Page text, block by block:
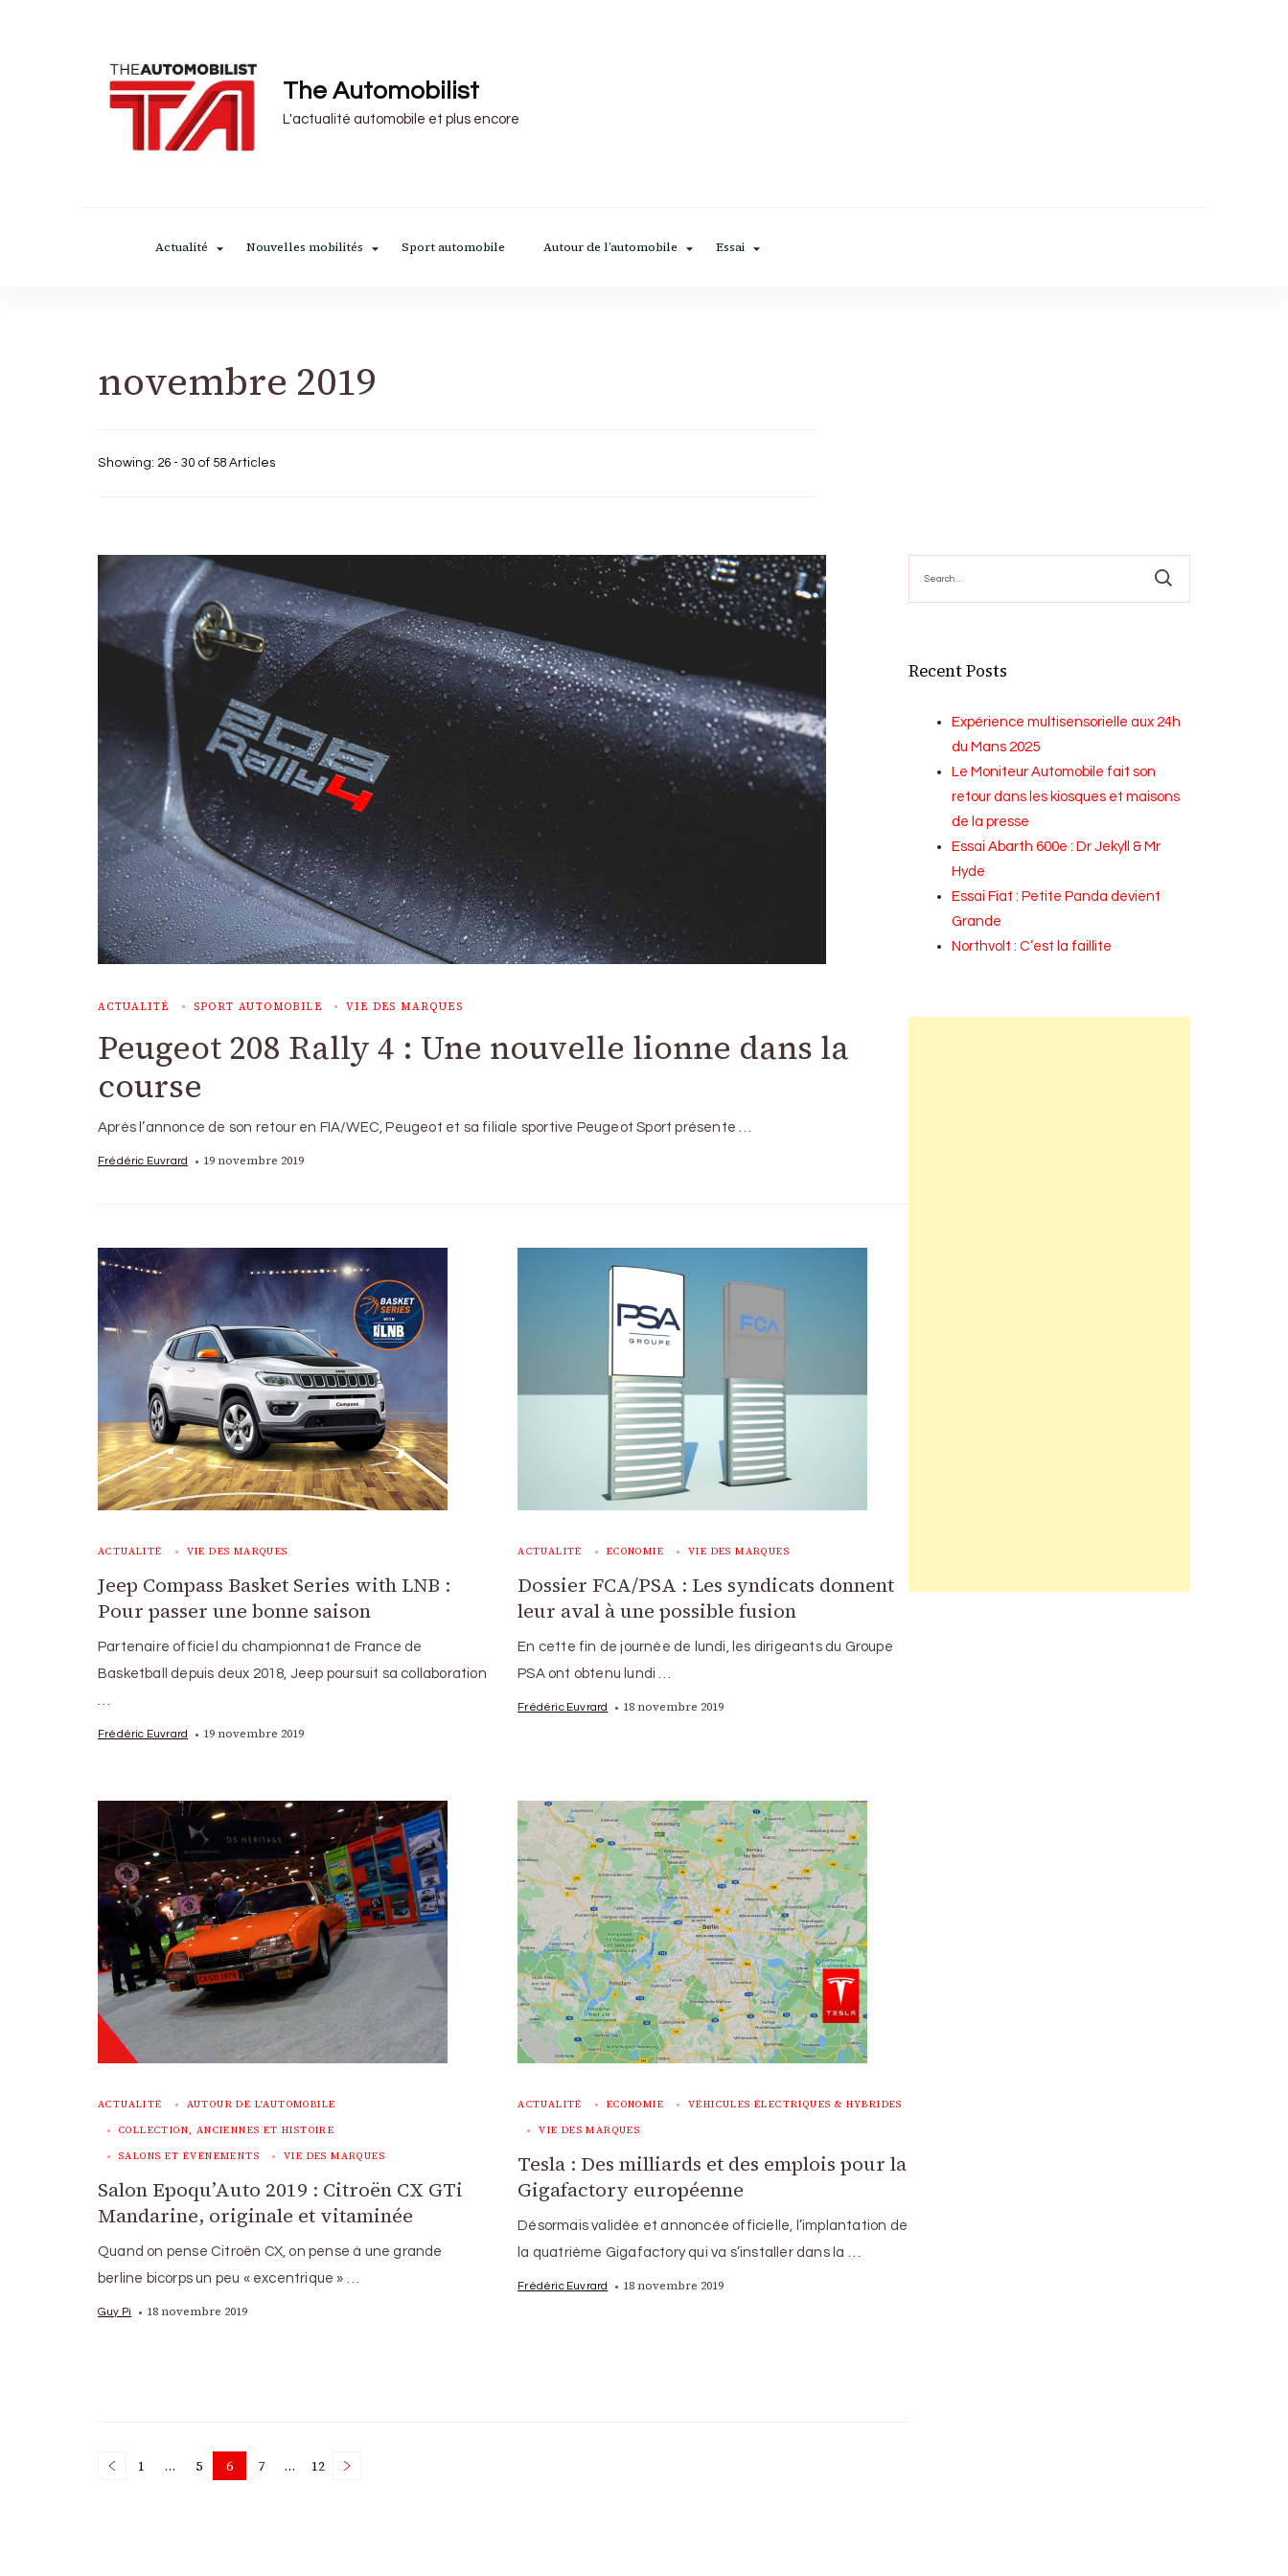
The Automobilist
L'actualité automobile et plus encore
Actualité Nouvelles mobilités Sport automobile Autour de l’automobile Essai
novembre 2019
Showing: 26 - 30 of 58 Articles
ACTUALITÉ SPORT AUTOMOBILE VIE DES MARQUES
Peugeot 208 Rally 4 : Une nouvelle lionne dans la
course
Après l’annonce de son retour en FIA/WEC, Peugeot et sa filiale sportive Peugeot Sport présente …
Frédéric Euvrard 19 novembre 2019
ACTUALITÉ VIE DES MARQUES
Jeep Compass Basket Series with LNB :
Pour passer une bonne saison
Partenaire officiel du championnat de France de
Basketball depuis deux 2018, Jeep poursuit sa collaboration
…
Frédéric Euvrard 19 novembre 2019
ACTUALITÉ ECONOMIE VIE DES MARQUES
Dossier FCA/PSA : Les syndicats donnent
leur aval à une possible fusion
En cette fin de journée de lundi, les dirigeants du Groupe
PSA ont obtenu lundi …
Frédéric Euvrard 18 novembre 2019
ACTUALITÉ AUTOUR DE L'AUTOMOBILE
COLLECTION, ANCIENNES ET HISTOIRE
SALONS ET ÉVÉNEMENTS VIE DES MARQUES
Salon Epoqu’Auto 2019 : Citroën CX GTi
Mandarine, originale et vitaminée
Quand on pense Citroën CX, on pense à une grande
berline bicorps un peu « excentrique » …
Guy Pi 18 novembre 2019
ACTUALITÉ ECONOMIE VÉHICULES ÉLECTRIQUES & HYBRIDES
VIE DES MARQUES
Tesla : Des milliards et des emplois pour la
Gigafactory européenne
Désormais validée et annoncée officielle, l’implantation de
la quatrième Gigafactory qui va s’installer dans la …
Frédéric Euvrard 18 novembre 2019
Posts
Page
1 … Page
5 Page
6 Page
7 … Page
12
for:
Recent Posts
Expérience multisensorielle aux 24h
du Mans 2025
Le Moniteur Automobile fait son
retour dans les kiosques et maisons
de la presse
Essai Abarth 600e : Dr Jekyll & Mr
Hyde
Essai Fiat : Petite Panda devient
Grande
Northvolt : C’est la faillite